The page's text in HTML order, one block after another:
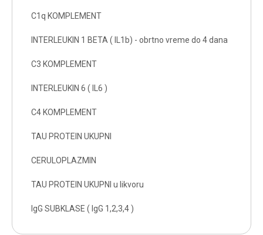
C1q KOMPLEMENT
INTERLEUKIN 1 BETA ( IL1b) - obrtno vreme do 4 dana
C3 KOMPLEMENT
INTERLEUKIN 6 ( IL6 )
C4 KOMPLEMENT
TAU PROTEIN UKUPNI
CERULOPLAZMIN
TAU PROTEIN UKUPNI u likvoru
IgG SUBKLASE ( IgG 1,2,3,4 )